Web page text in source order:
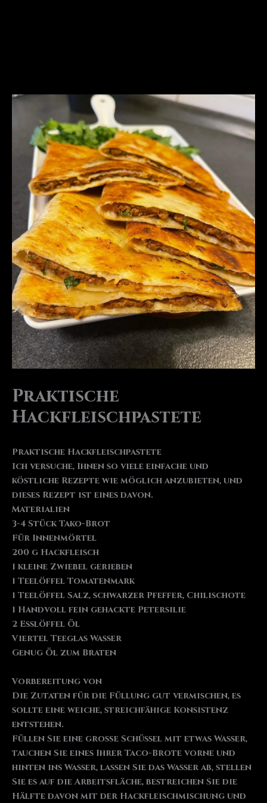
Praktische
Hackfleischpastete
Praktische Hackfleischpastete
Ich versuche, Ihnen so viele einfache und
köstliche Rezepte wie möglich anzubieten, und
dieses Rezept ist eines davon.
Materialien
3-4 Stück Tako-Brot
Für Innenmörtel
200 g Hackfleisch
1 kleine Zwiebel gerieben
1 Teelöffel Tomatenmark
1 Teelöffel Salz, schwarzer Pfeffer, Chilischote
1 Handvoll fein gehackte Petersilie
2 Esslöffel Öl
Viertel Teeglas Wasser
Genug Öl zum Braten
Vorbereitung von
Die Zutaten für die Füllung gut vermischen, es
sollte eine weiche, streichfähige Konsistenz
entstehen.
Füllen Sie eine große Schüssel mit etwas Wasser,
tauchen Sie eines Ihrer Taco-Brote vorne und
hinten ins Wasser, lassen Sie das Wasser ab, stellen
Sie es auf die Arbeitsfläche, bestreichen Sie die
Hälfte davon mit der Hackfleischmischung und